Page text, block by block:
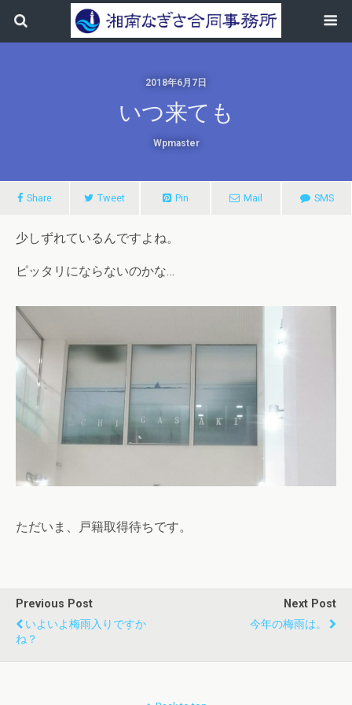
2018年6月7日
いつ来ても
Wpmaster
Share Tweet Pin Mail SMS
少しずれているんですよね。
ピッタリにならないのかな…
ただいま、戸籍取得待ちです。
Previous Post
いよいよ梅雨入りですか
ね？
Next Post
今年の梅雨は。